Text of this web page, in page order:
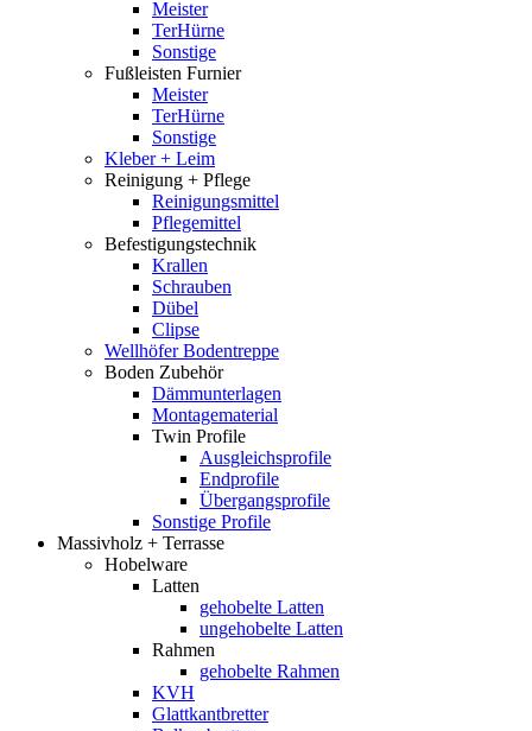
Meister
TerHürne
Sonstige
Fußleisten Furnier
Meister
TerHürne
Sonstige
Kleber + Leim
Reinigung + Pflege
Reinigungsmittel
Pflegemittel
Befestigungstechnik
Krallen
Schrauben
Dübel
Clipse
Wellhöfer Bodentreppe
Boden Zubehör
Dämmunterlagen
Montagematerial
Twin Profile
Ausgleichsprofile
Endprofile
Übergangsprofile
Sonstige Profile
Massivholz + Terrasse
Hobelware
Latten
gehobelte Latten
ungehobelte Latten
Rahmen
gehobelte Rahmen
KVH
Glattkantbretter